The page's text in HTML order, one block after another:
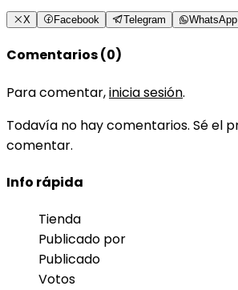
X Facebook Telegram WhatsApp
Comentarios (0)
Para comentar,inicia sesión.
Todavía no hay comentarios. Sé el
comentar.
Info rápida
Tienda
Publicado por
Publicado
Votos